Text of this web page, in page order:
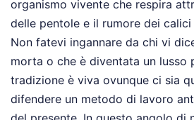
organismo vivente che respira
delle pentole e il rumore dei
Non fatevi ingannare da chi vi
morta o che è diventata un lusso
tradizione è viva ovunque ci sia
difendere un metodo di lavoro